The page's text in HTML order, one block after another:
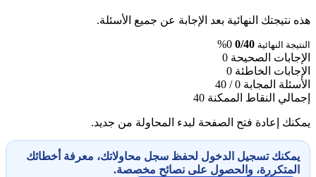
هذه نتيجتك النهائية بعد الإجابة عن جميع الأسئلة.
النتيجة النهائية 0/40
0%
الإجابات الصحيحة 0
الإجابات الخاطئة 0
الأسئلة المجابة 0 / 40
إجمالي النقاط الممكنة 40
يمكنك إعادة فتح الصفحة لبدء المحاولة من جديد.
يمكنك تسجيل الدخول لحفظ سجل محاولاتك، معرفة أخطائك
المتكررة، والحصول على نصائح مخصصة.